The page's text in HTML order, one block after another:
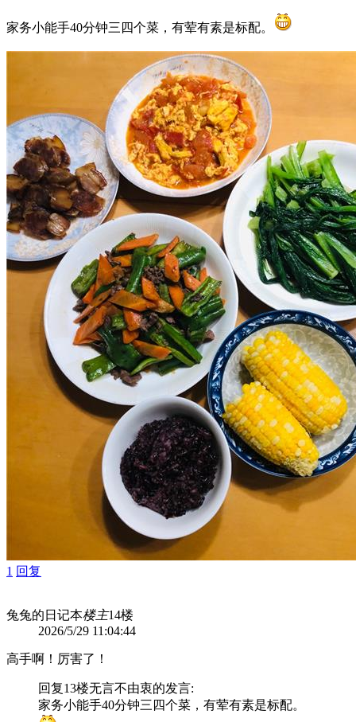
家务小能手40分钟三四个菜，有荤有素是标配。
1 回复
兔兔的日记本楼主14楼
2026/5/29 11:04:44
高手啊！厉害了！
回复13楼无言不由衷的发言:
家务小能手40分钟三四个菜，有荤有素是标配。